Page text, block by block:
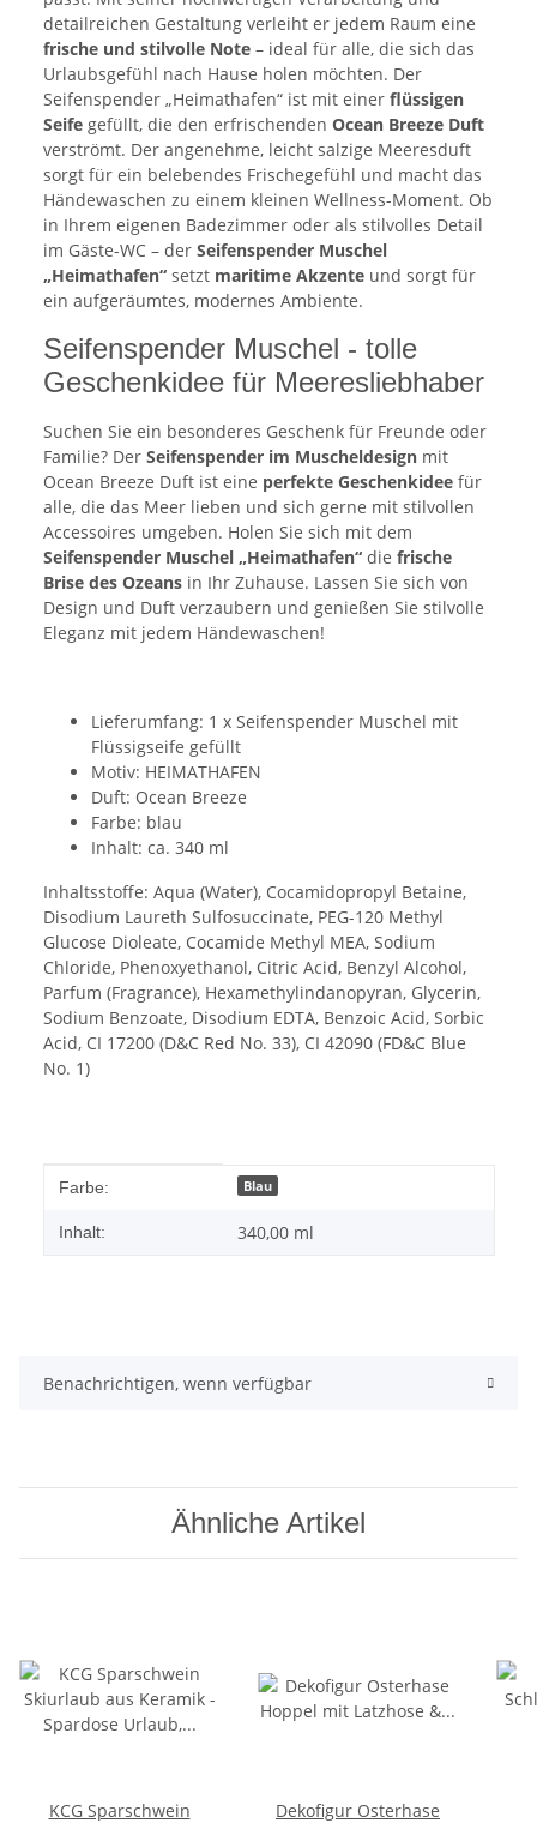
detailreichen Gestaltung verleiht er jedem Raum eine
frische und stilvolle Note – ideal für alle, die sich das
Urlaubsgefühl nach Hause holen möchten. Der
Seifenspender „Heimathafen“ ist mit einer flüssigen
Seife gefüllt, die den erfrischenden Ocean Breeze Duft
verströmt. Der angenehme, leicht salzige Meeresduft
sorgt für ein belebendes Frischegefühl und macht das
Händewaschen zu einem kleinen Wellness-Moment. Ob
in Ihrem eigenen Badezimmer oder als stilvolles Detail
im Gäste-WC – der Seifenspender Muschel
„Heimathafen“ setzt maritime Akzente und sorgt für
ein aufgeräumtes, modernes Ambiente.
Seifenspender Muschel - tolle
Geschenkidee für Meeresliebhaber
Suchen Sie ein besonderes Geschenk für Freunde oder
Familie? Der Seifenspender im Muscheldesign mit
Ocean Breeze Duft ist eine perfekte Geschenkidee für
alle, die das Meer lieben und sich gerne mit stilvollen
Accessoires umgeben. Holen Sie sich mit dem
Seifenspender Muschel „Heimathafen“ die frische
Brise des Ozeans in Ihr Zuhause. Lassen Sie sich von
Design und Duft verzaubern und genießen Sie stilvolle
Eleganz mit jedem Händewaschen!
Lieferumfang: 1 x Seifenspender Muschel mit
Flüssigseife gefüllt
Motiv: HEIMATHAFEN
Duft: Ocean Breeze
Farbe: blau
Inhalt: ca. 340 ml
Inhaltsstoffe: Aqua (Water), Cocamidopropyl Betaine,
Disodium Laureth Sulfosuccinate, PEG-120 Methyl
Glucose Dioleate, Cocamide Methyl MEA, Sodium
Chloride, Phenoxyethanol, Citric Acid, Benzyl Alcohol,
Parfum (Fragrance), Hexamethylindanopyran, Glycerin,
Sodium Benzoate, Disodium EDTA, Benzoic Acid, Sorbic
Acid, CI 17200 (D&C Red No. 33), CI 42090 (FD&C Blue
No. 1)
Produkteigenschaft
Wert
Farbe: Blau
Inhalt: 340,00 ml
Benachrichtigen, wenn verfügbar
Ähnliche Artikel
KCG Sparschwein
Dekofigur Osterhase